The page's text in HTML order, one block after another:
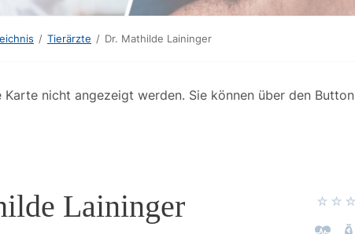
/ Tierärzte / Dr. Mathilde Laininger
nicht angezeigt werden. Sie können über den Button
Laininger